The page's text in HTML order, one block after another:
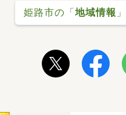
姫路市の「 地域情報